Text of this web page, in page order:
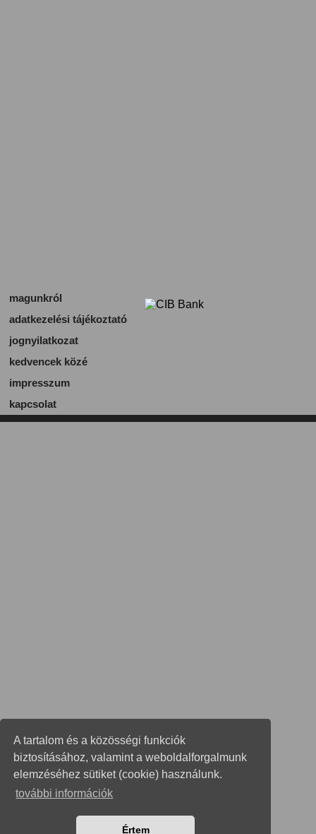
A tartalom és a közösségi funkciók
biztosításához, valamint a weboldalforgalmunk
elemzéséhez sütiket (cookie) használunk.
további információk
Értem
magunkról
adatkezelési tájékoztató
jognyilatkozat
kedvencek közé
impresszum
kapcsolat